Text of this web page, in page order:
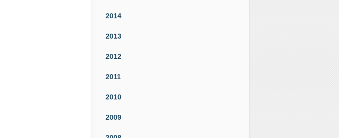
2014
2013
2012
2011
2010
2009